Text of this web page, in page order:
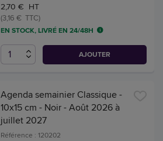
2,70 € HT
(3,16 € TTC)
EN STOCK, LIVRÉ EN 24/48H
AJOUTER
Agenda semainier Classique -
10x15 cm - Noir - Août 2026 à
juillet 2027
Référence : 120202